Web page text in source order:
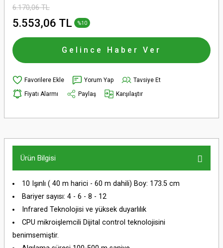
6.170,06 TL
5.553,06 TL %10
Gelince Haber Ver
Yorum Yap
Tavsiye Et
Fiyatı Alarmı
Paylaş Karşılaştır
Ürün Bilgisi
10 Işınlı ( 40 m harici - 60 m dahili) Boy: 173.5 cm
Bariyer sayısı: 4 - 6 - 8 - 12
Infrared Teknolojisi ve yüksek duyarlılık
CPU mikroişlemcili Dijital control teknolojisini
benimsemiştir.